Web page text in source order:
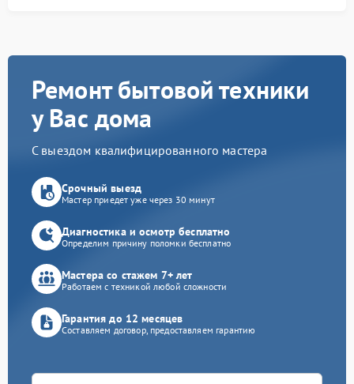
Ремонт бытовой техники
у Вас дома
С выездом квалифицированного мастера
Срочный выезд
Мастер приедет уже через 30 минут
Диагностика и осмотр бесплатно
Определим причину поломки бесплатно
Мастера со стажем 7+ лет
Работаем с техникой любой сложности
Гарантия до 12 месяцев
Составляем договор, предоставляем гарантию